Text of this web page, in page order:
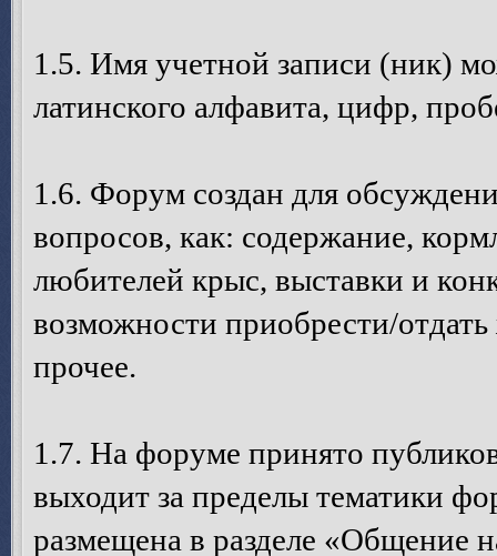
1.5. Имя учетной записи (ник)
латинского алфавита, цифр,
1.6. Форум создан для
вопросов, как: содержание,
любителей крыс, выставки и
возможности приобрести/
прочее.
1.7. На форуме принято
выходит за пределы тематики
размещена в разделе «Общение